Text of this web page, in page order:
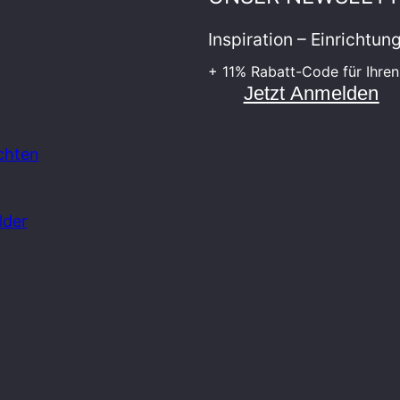
Inspiration –
+ 11% Rabatt-Code für
Jetzt Anmelden